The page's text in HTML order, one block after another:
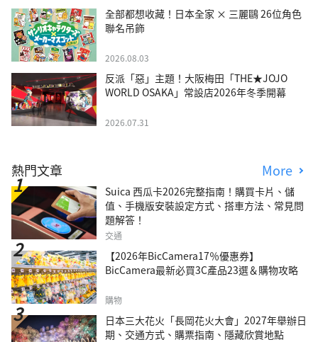
全部都想收藏！日本全家 × 三麗鷗 26位角色
聯名吊飾
2026.08.03
反派「惡」主題！大阪梅田「THE★JOJO
WORLD OSAKA」常設店2026年冬季開幕
2026.07.31
熱門文章 More
Suica 西瓜卡2026完整指南！購買卡片、儲
值、手機版安裝設定方式、搭車方法、常見問
題解答！
交通
【2026年BicCamera17％優惠券】
BicCamera最新必買3C產品23選＆購物攻略
購物
日本三大花火「長岡花火大會」2027年舉辦日
期、交通方式、購票指南、隱藏欣賞地點